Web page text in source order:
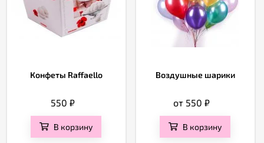
Конфеты Raffaello
550 ₽
В корзину
Воздушные шарики
от 550₽
В корзину